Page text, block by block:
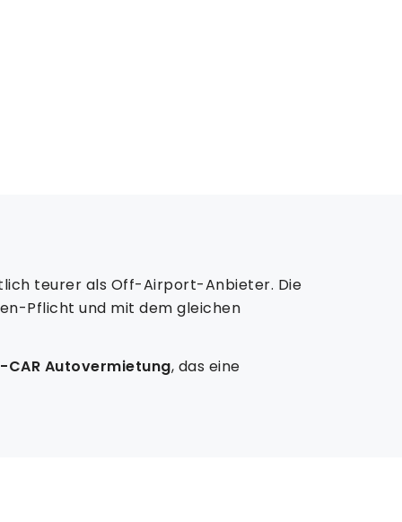
teurer als Off-Airport-Anbieter. Die
Pflicht und mit dem gleichen
CAR Autovermietung, das eine